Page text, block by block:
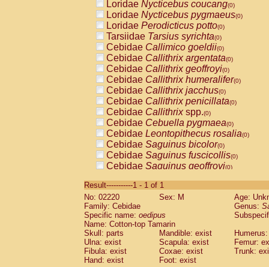
Loridae Nycticebus coucang(0)
Loridae Nycticebus pygmaeus(0)
Loridae Perodicticus potto(0)
Tarsiidae Tarsius syrichta(0)
Cebidae Callimico goeldii(0)
Cebidae Callithrix argentata(0)
Cebidae Callithrix geoffroyi(0)
Cebidae Callithrix humeralifer(0)
Cebidae Callithrix jacchus(0)
Cebidae Callithrix penicillata(0)
Cebidae Callithrixspp.(0)
Cebidae Cebuella pygmaea(0)
Cebidae Leontopithecus rosalia(0)
Cebidae Saguinus bicolor(0)
Cebidae Saguinus fuscicollis(0)
Cebidae Saguinus geoffroyi(0)
CebidaeSaguinus labiatus(0)
Cebidae Saguinus leucopus (0)
Cebidae
CebidaeSaguinus mystax
Cebidae Saguinus nigricollis (0)
Cebidae Saguinus oedipus
Cebidae Saguinus weddelli
Cebidae Saguinusspp.
Result-----------1 - 1 of 1
No: 02220
Sex: M
Age:
Family: Cebidae
Genus:
Specific name: oedipus
Name: Cotton-top Tamarin
Skull: parts
Mandible: exist
Ulna: exist
Scapula: exist
Femur:
Fibula: exist
Coxae: exist
Trunk:
Hand: exist
Foot: exist